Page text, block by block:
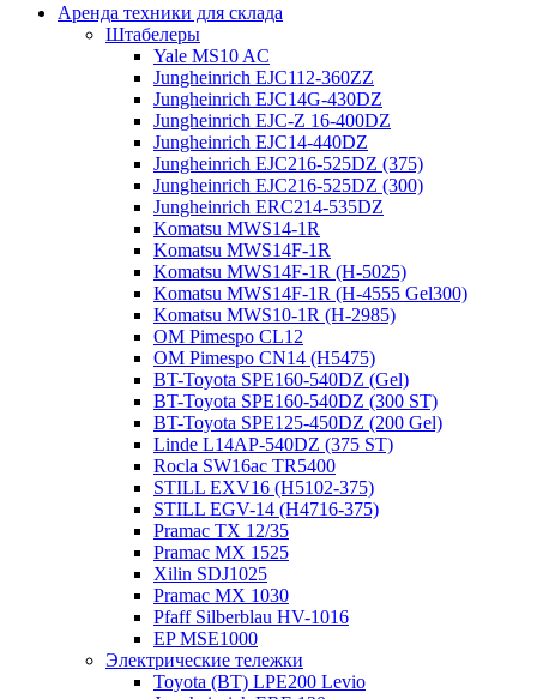
Аренда техники для склада
Штабелеры
Yale MS10 AC
Jungheinrich EJC112-360ZZ
Jungheinrich EJC14G-430DZ
Jungheinrich EJC-Z 16-400DZ
Jungheinrich EJC14-440DZ
Jungheinrich EJC216-525DZ (375)
Jungheinrich EJC216-525DZ (300)
Jungheinrich ERC214-535DZ
Komatsu MWS14-1R
Komatsu MWS14F-1R
Komatsu MWS14F-1R (H-5025)
Komatsu MWS14F-1R (H-4555 Gel300)
Komatsu MWS10-1R (Н-2985)
OM Pimespo CL12
OM Pimespo CN14 (Н5475)
BT-Toyota SPE160-540DZ (Gel)
BT-Toyota SPE160-540DZ (300 ST)
BT-Toyota SPE125-450DZ (200 Gel)
Linde L14AP-540DZ (375 ST)
Rocla SW16ac TR5400
STILL EXV16 (H5102-375)
STILL EGV-14 (H4716-375)
Pramac TX 12/35
Pramac MX 1525
Xilin SDJ1025
Pramac MX 1030
Pfaff Silberblau HV-1016
EP MSE1000
Электрические тележки
Toyota (BT) LPE200 Levio